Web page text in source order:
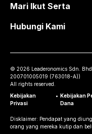
Mari Ikut Serta
Hubungi Kami
© 2026 Leaderonomics Sdn.
200701005019 (763018-A))
All rights reserved.
Kebijakan
Privasi
• Kebijakan
Dana
Disklaimer: Pendapat yang
orang yang mereka kutip dan